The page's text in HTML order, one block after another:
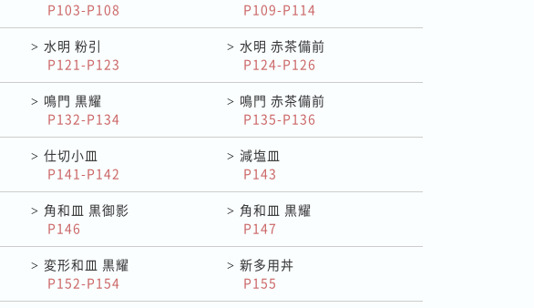
P103-P108
P109-P114
> 水明 粉引
P121-P123
> 水明 赤茶備前
P124-P126
> 鳴門 黒耀
P132-P134
> 鳴門 赤茶備前
P135-P136
> 仕切小皿
P141-P142
> 減塩皿
P143
> 角和皿 黒御影
P146
> 角和皿 黒耀
P147
> 変形和皿 黒耀
P152-P154
> 新多用丼
P155